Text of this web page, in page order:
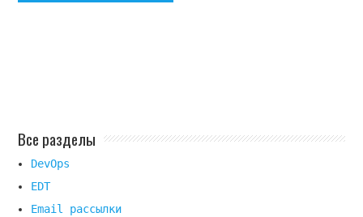
Все разделы
DevOps
EDT
Email рассылки